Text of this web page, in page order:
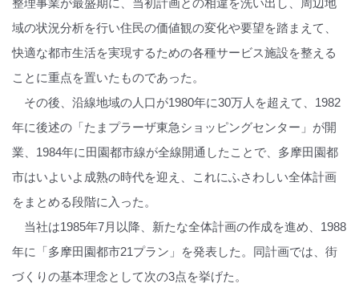
整理事業が最盛期に、当初計画との相違を洗い出し、周辺地
域の状況分析を行い住民の価値観の変化や要望を踏まえて、
快適な都市生活を実現するための各種サービス施設を整える
ことに重点を置いたものであった。
その後、沿線地域の人口が1980年に30万人を超えて、1982
年に後述の「たまプラーザ東急ショッピングセンター」が開
業、1984年に田園都市線が全線開通したことで、多摩田園都
市はいよいよ成熟の時代を迎え、これにふさわしい全体計画
をまとめる段階に入った。
当社は1985年7月以降、新たな全体計画の作成を進め、1988
年に「多摩田園都市21プラン」を発表した。同計画では、街
づくりの基本理念として次の3点を挙げた。